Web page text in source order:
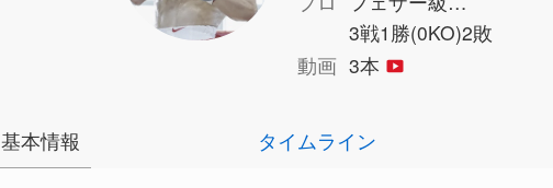
3戦1勝(0KO)2敗
動画 3本
基本情報 タイムライン